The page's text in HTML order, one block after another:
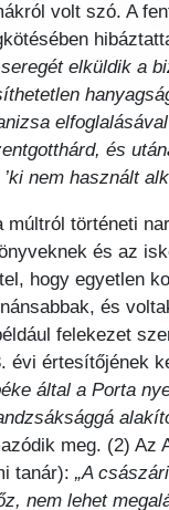
volt szó. A
elküldik a
és
nem használt
történeti
és az
hogy egyetlen
és
felekezet
értesítőjének
által a Porta
meg. (2)
tanár): „A
nem lehet